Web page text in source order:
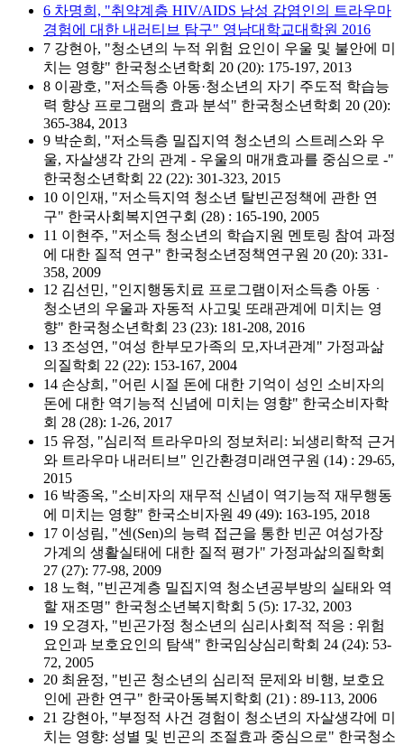
6 차명희, "취약계층 HIV/AIDS 남성 감염인의 트라우마
경험에 대한 내러티브 탐구" 영남대학교대학원 2016
7 강현아, "청소년의 누적 위험 요인이 우울 및 불안에 미
치는 영향" 한국청소년학회 20 (20): 175-197, 2013
8 이광호, "저소득층 아동·청소년의 자기 주도적 학습능
력 향상 프로그램의 효과 분석" 한국청소년학회 20 (20):
365-384, 2013
9 박순희, "저소득층 밀집지역 청소년의 스트레스와 우
울, 자살생각 간의 관계 - 우울의 매개효과를 중심으로 -"
한국청소년학회 22 (22): 301-323, 2015
10 이인재, "저소득지역 청소년 탈빈곤정책에 관한 연
구" 한국사회복지연구회 (28) : 165-190, 2005
11 이현주, "저소득 청소년의 학습지원 멘토링 참여 과정
에 대한 질적 연구" 한국청소년정책연구원 20 (20): 331-
358, 2009
12 김선민, "인지행동치료 프로그램이저소득층 아동ㆍ
청소년의 우울과 자동적 사고및 또래관계에 미치는 영
향" 한국청소년학회 23 (23): 181-208, 2016
13 조성연, "여성 한부모가족의 모,자녀관계" 가정과삶
의질학회 22 (22): 153-167, 2004
14 손상희, "어린 시절 돈에 대한 기억이 성인 소비자의
돈에 대한 역기능적 신념에 미치는 영향" 한국소비자학
회 28 (28): 1-26, 2017
15 유정, "심리적 트라우마의 정보처리: 뇌생리학적 근거
와 트라우마 내러티브" 인간환경미래연구원 (14) : 29-65,
2015
16 박종옥, "소비자의 재무적 신념이 역기능적 재무행동
에 미치는 영향" 한국소비자원 49 (49): 163-195, 2018
17 이성림, "센(Sen)의 능력 접근을 통한 빈곤 여성가장
가계의 생활실태에 대한 질적 평가" 가정과삶의질학회
27 (27): 77-98, 2009
18 노혁, "빈곤계층 밀집지역 청소년공부방의 실태와 역
할 재조명" 한국청소년복지학회 5 (5): 17-32, 2003
19 오경자, "빈곤가정 청소년의 심리사회적 적응 : 위험
요인과 보호요인의 탐색" 한국임상심리학회 24 (24): 53-
72, 2005
20 최윤정, "빈곤 청소년의 심리적 문제와 비행, 보호요
인에 관한 연구" 한국아동복지학회 (21) : 89-113, 2006
21 강현아, "부정적 사건 경험이 청소년의 자살생각에 미
치는 영향: 성별 및 빈곤의 조절효과 중심으로" 한국청소